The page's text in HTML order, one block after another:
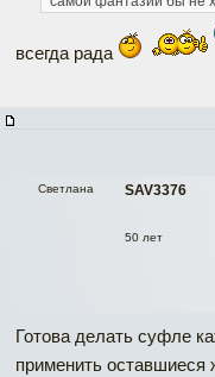
всегда рада
SAV3376
Светлана
50 лет
Готова делать суфле
применить оставшиеся